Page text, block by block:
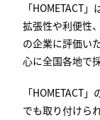
「HOMETACT
拡張性や利便性
の企業に評価い
心に全国各地で
「HOMETACT
でも取り付けら